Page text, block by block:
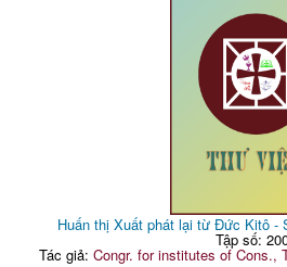
Huấn thị Xuất phát lại từ Đức Kitô -
Tập số:
Tác giả: Congr. for institutes of Cons.,